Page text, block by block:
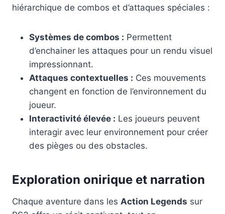
hiérarchique de combos et d’attaques spéciales :
Systèmes de combos : Permettent
d’enchainer les attaques pour un rendu visuel
impressionnant.
Attaques contextuelles : Ces mouvements
changent en fonction de l’environnement du
joueur.
Interactivité élevée : Les joueurs peuvent
interagir avec leur environnement pour créer
des pièges ou des obstacles.
Exploration onirique et narration
Chaque aventure dans les Action Legends sur